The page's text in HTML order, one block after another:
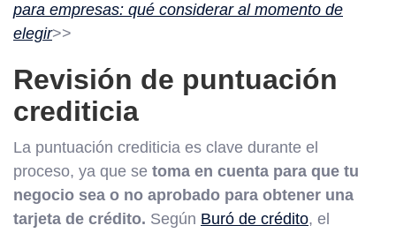
para empresas: qué considerar al momento de
elegir>>
Revisión de puntuación
crediticia
La puntuación crediticia es clave durante el
proceso, ya que se toma en cuenta para que tu
negocio sea o no aprobado para obtener una
tarjeta de crédito. Según Buró de crédito, el